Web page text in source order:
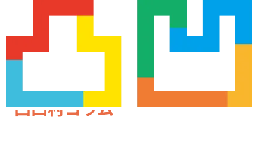
凸凹村コラム